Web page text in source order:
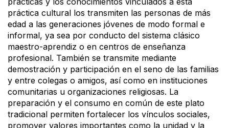
práctica cultural los transmiten las personas de más
edad a las generaciones jóvenes de modo formal e
informal, ya sea por conducto del sistema clásico
maestro-aprendiz o en centros de enseñanza
profesional. También se transmite mediante
demostración y participación en el seno de las familias
y entre colegas o amigos, así como en instituciones
comunitarias u organizaciones religiosas. La
preparación y el consumo en común de este plato
tradicional permiten fortalecer los vínculos sociales,
promover valores importantes como la unidad y la